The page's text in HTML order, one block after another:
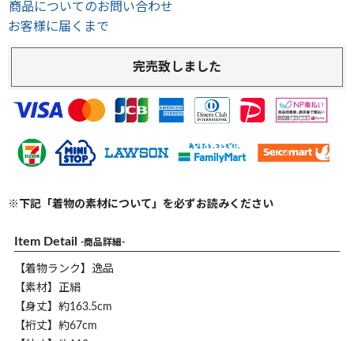
商品についてのお問い合わせ
お客様に届くまで
完売致しました
※下記「着物の素材について」を必ずお読みください
Item Detail -商品詳細-
【着物ランク】逸品
【素材】正絹
【身丈】約163.5cm
【裄丈】約67cm